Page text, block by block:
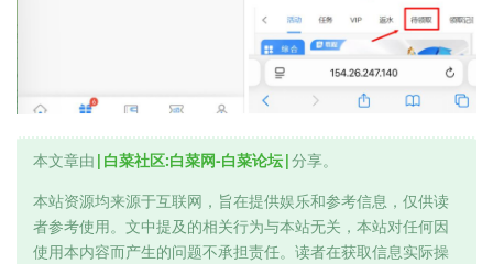
本文章由 |白菜社区:白菜网-白菜论坛|分享。
本站资源均来源于互联网，旨在提供娱乐和参考信息，仅供读
者参考使用。文中提及的相关行为与本站无关，本站对任何因
使用本内容而产生的问题不承担责任。读者在获取信息实际操